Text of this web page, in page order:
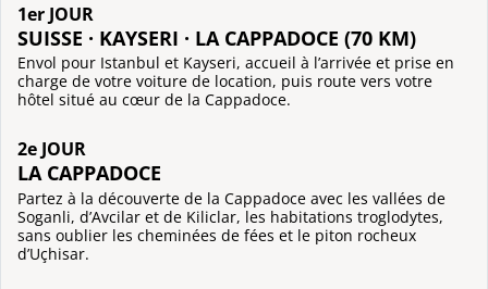
1er JOUR
SUISSE · KAYSERI · LA CAPPADOCE (70 KM)
Envol pour Istanbul et Kayseri, accueil à l’arrivée et prise en
charge de votre voiture de location, puis route vers votre
hôtel situé au cœur de la Cappadoce.
2e JOUR
LA CAPPADOCE
Partez à la découverte de la Cappadoce avec les vallées de
Soganli, d’Avcilar et de Kiliclar, les habitations troglodytes,
sans oublier les cheminées de fées et le piton rocheux
d’Uçhisar.